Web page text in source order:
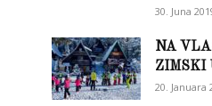
30. Juna
NA
ZIMSKI
20. Januara